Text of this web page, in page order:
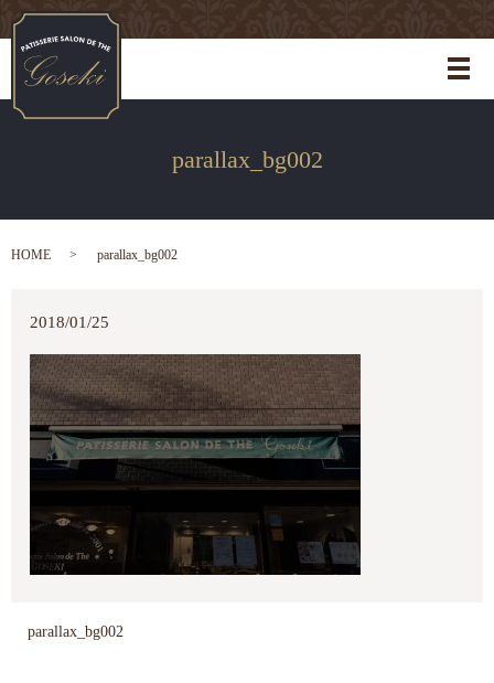
メ
parallax_bg002
HOME parallax_bg002
2018/01/25
parallax_bg002